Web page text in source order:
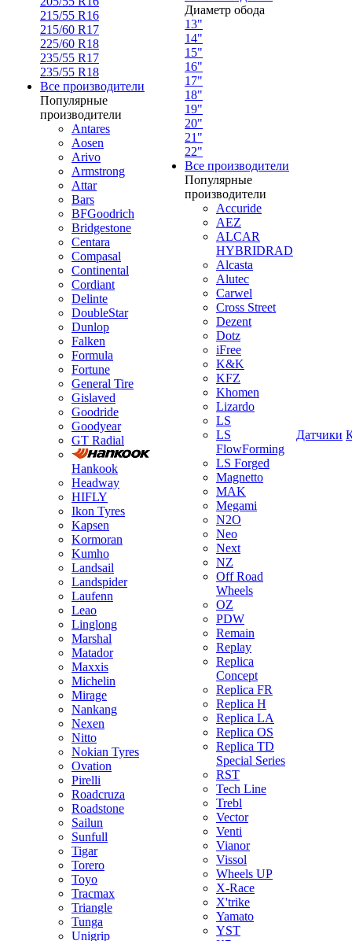
215/55 R16
215/60 R17
225/60 R18
235/55 R17
235/55 R18
Все производители
Популярные
производители
Antares
Aosen
Arivo
Armstrong
Attar
Bars
BFGoodrich
Bridgestone
Centara
Compasal
Continental
Cordiant
Delinte
DoubleStar
Dunlop
Falken
Formula
Fortune
General Tire
Gislaved
Goodride
Goodyear
GT Radial
Hankook
Headway
HIFLY
Ikon Tyres
Kapsen
Kormoran
Kumho
Landsail
Landspider
Laufenn
Leao
Linglong
Marshal
Matador
Maxxis
Michelin
Mirage
Nankang
Nexen
Nitto
Nokian Tyres
Ovation
Pirelli
Roadcruza
Roadstone
Sailun
Sunfull
Tigar
Torero
Toyo
Tracmax
Triangle
Tunga
Unigrip
Диаметр обода
13"
14"
15"
16"
17"
18"
19"
20"
21"
22"
Все производители
Популярные
производители
Accuride
AEZ
ALCAR
HYBRIDRAD
Alcasta
Alutec
Carwel
Cross Street
Dezent
Dotz
iFree
K&K
KFZ
Khomen
Lizardo
LS
LS
FlowForming
LS Forged
Magnetto
MAK
Megami
N2O
Neo
Next
NZ
Off Road
Wheels
OZ
PDW
Remain
Replay
Replica
Concept
Replica FR
Replica H
Replica LA
Replica OS
Replica TD
Special Series
RST
Tech Line
Trebl
Vector
Venti
Vianor
Vissol
Wheels UP
X-Race
X'trike
Yamato
YST
Датчики